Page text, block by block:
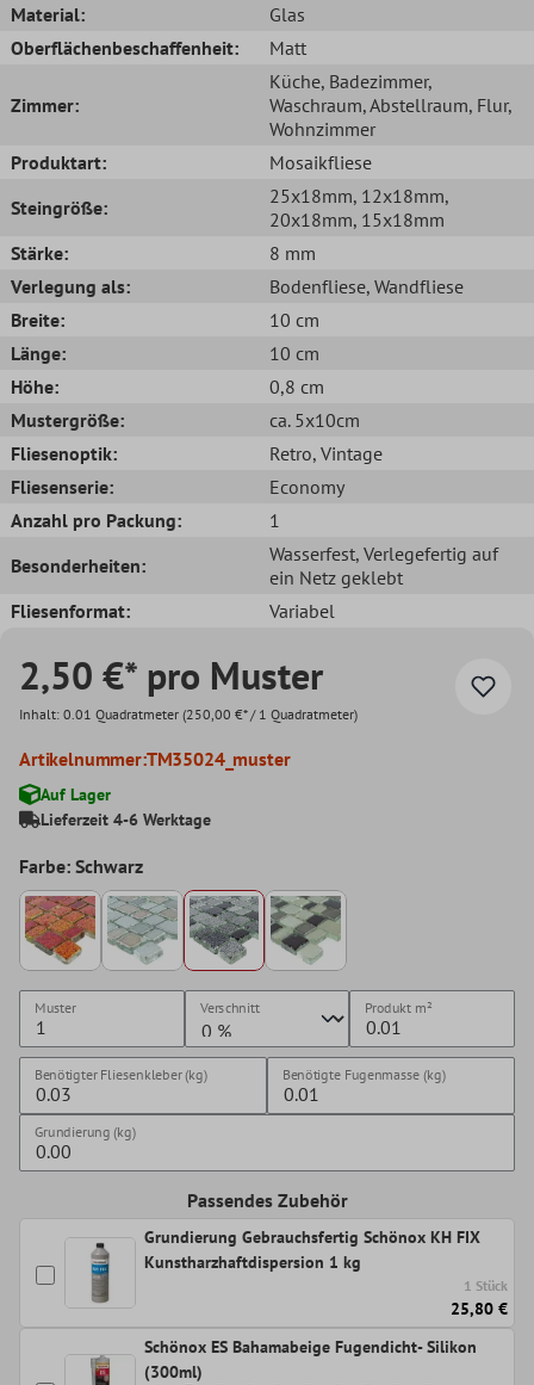
Material:
Glas
Oberflächenbeschaffenheit:
Matt
Zimmer:
Küche, Badezimmer,
Waschraum, Abstellraum, Flur,
Wohnzimmer
Produktart:
Mosaikfliese
Steingröße:
25x18mm, 12x18mm,
20x18mm, 15x18mm
Stärke:
8 mm
Verlegung als:
Bodenfliese, Wandfliese
Breite:
10 cm
Länge:
10 cm
Höhe:
0,8 cm
Mustergröße:
ca. 5x10cm
Fliesenoptik:
Retro, Vintage
Fliesenserie:
Economy
Anzahl pro Packung:
1
Besonderheiten:
Wasserfest, Verlegefertig auf
ein Netz geklebt
Fliesenformat:
Variabel
2,50 €* pro Muster
Inhalt: 0.01 Quadratmeter (250,00 €* / 1 Quadratmeter)
Artikelnummer:TM35024_muster
Auf Lager
Lieferzeit 4-6 Werktage
Farbe: Schwarz
Muster Verschnitt Produkt m²
Benötigter Fliesenkleber (kg) Benötigte Fugenmasse (kg)
Grundierung (kg)
Passendes Zubehör
Grundierung Gebrauchsfertig Schönox KH FIX
Kunstharzhaftdispersion 1 kg
1 Stück
25,80 €
Schönox ES Bahamabeige Fugendicht- Silikon
(300ml)